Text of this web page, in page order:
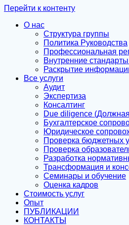
Перейти к контенту
О нас
Структура группы
Политика Руководства
Профессиональная
Внутренние стандарты
Раскрытие
Все услуги
Аудит
Экспертиза
Консалтинг
Due diligence
Бухгалтерское
Юридическое
Проверка бюджетных
Проверка
Разработка
Трансформация и
Семинары и обучение
Оценка кадров
Стоимость услуг
Опыт
ПУБЛИКАЦИИ
КОНТАКТЫ